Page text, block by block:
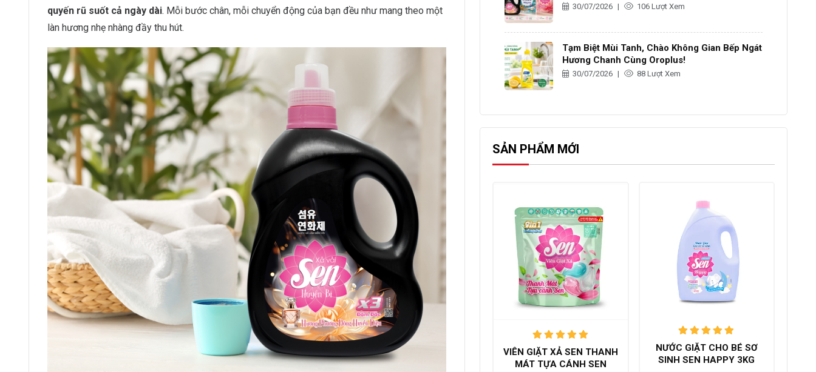
quyến rũ suốt cả ngày dài. Mỗi bước chân, mỗi chuyển động của bạn đều như mang theo một
làn hương nhẹ nhàng đầy thu hút.
30/07/2026 | 106 Lượt Xem
Tạm Biệt Mùi Tanh, Chào Không Gian Bếp Ngát
Hương Chanh Cùng Oroplus!
30/07/2026 | 88 Lượt Xem
SẢN PHẨM MỚI
Được xếp
hạng 5.00
trên 5
VIÊN GIẶT XẢ SEN THANH
MÁT TỰA CÁNH SEN
Được xếp
hạng5.00
trên 5
NƯỚC GIẶT CHO BÉ SƠ
SINH SEN HAPPY 3KG